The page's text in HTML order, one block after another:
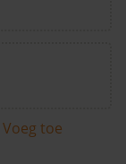
Voeg toe